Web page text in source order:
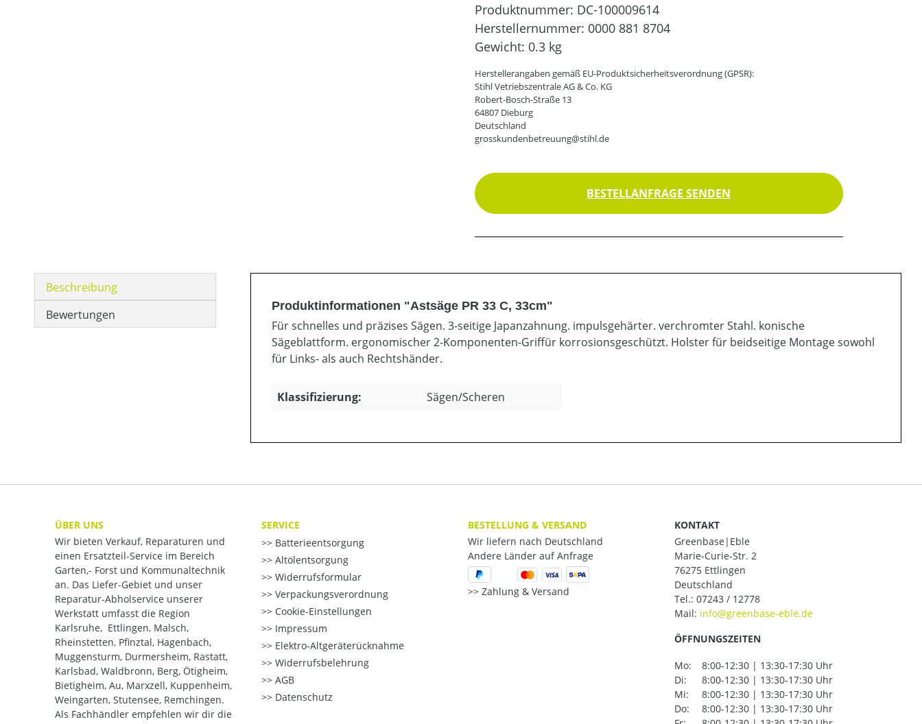
Produktnummer: DC-100009614
Herstellernummer: 0000 881 8704
Gewicht: 0.3 kg
Herstellerangaben gemäß EU-Produktsicherheitsverordnung (GPSR):
Stihl Vetriebszentrale AG & Co. KG
Robert-Bosch-Straße 13
64807 Dieburg
Deutschland
grosskundenbetreuung@stihl.de
BESTELLANFRAGE SENDEN
Beschreibung
Bewertungen
Produktinformationen "Astsäge PR 33 C, 33cm"
Für schnelles und präzises Sägen. 3-seitige Japanzahnung. impulsgehärter. verchromter Stahl. konische
Sägeblattform. ergonomischer 2-Komponenten-Griffür korrosionsgeschützt. Holster für beidseitige Montage sowohl
für Links- als auch Rechtshänder.
Klassifizierung: Sägen/Scheren
ÜBER UNS
Wir bieten Verkauf, Reparaturen und
einen Ersatzteil-Service im Bereich
Garten,- Forst und Kommunaltechnik
an. Das Liefer-Gebiet und unser
Reparatur-Abholservice unserer
Werkstatt umfasst die Region
Karlsruhe, Ettlingen, Malsch,
Rheinstetten, Pfinztal, Hagenbach,
Muggensturm, Durmersheim, Rastatt,
Karlsbad, Waldbronn, Berg, Ötigheim,
Bietigheim, Au, Marxzell, Kuppenheim,
Weingarten, Stutensee, Remchingen.
Als Fachhändler empfehlen wir dir die
SERVICE
Batterieentsorgung
Altölentsorgung
Widerrufsformular
Verpackungsverordnung
Cookie-Einstellungen
Impressum
Elektro-Altgeräterücknahme
Widerrufsbelehrung
AGB
Datenschutz
BESTELLUNG & VERSAND
Wir liefern nach Deutschland
Andere Länder auf Anfrage
Zahlung & Versand
KONTAKT
Greenbase|Eble
Marie-Curie-Str. 2
76275 Ettlingen
Deutschland
Tel.: 07243 / 12778
Mail:
ÖFFNUNGSZEITEN
Mo:
8:00-12:30 | 13:30-17:30 Uhr
Di:
8:00-12:30 | 13:30-17:30 Uhr
Mi:
8:00-12:30 | 13:30-17:30 Uhr
Do:
8:00-12:30 | 13:30-17:30 Uhr